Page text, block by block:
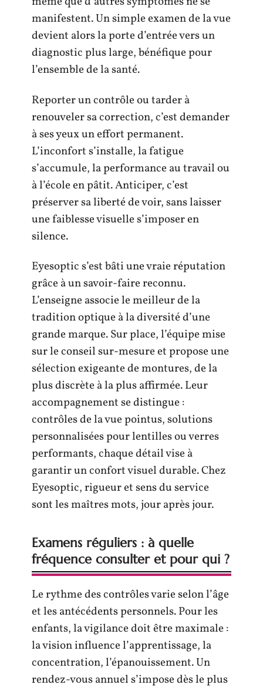
manifestent. Un simple examen de la vue
devient alors la porte d’entrée vers un
diagnostic plus large, bénéfique pour
l’ensemble de la santé.
Reporter un contrôle ou tarder à
renouveler sa correction, c’est demander
à ses yeux un effort permanent.
L’inconfort s’installe, la fatigue
s’accumule, la performance au travail ou
à l’école en pâtit. Anticiper, c’est
préserver sa liberté de voir, sans laisser
une faiblesse visuelle s’imposer en
silence.
Eyesoptic s’est bâti une vraie réputation
grâce à un savoir-faire reconnu.
L’enseigne associe le meilleur de la
tradition optique à la diversité d’une
grande marque. Sur place, l’équipe mise
sur le conseil sur-mesure et propose une
sélection exigeante de montures, de la
plus discrète à la plus affirmée. Leur
accompagnement se distingue :
contrôles de la vue pointus, solutions
personnalisées pour lentilles ou verres
performants, chaque détail vise à
garantir un confort visuel durable. Chez
Eyesoptic, rigueur et sens du service
sont les maîtres mots, jour après jour.
Examens réguliers : à quelle
fréquence consulter et pour qui ?
Le rythme des contrôles varie selon l’âge
et les antécédents personnels. Pour les
enfants, la vigilance doit être maximale :
la vision influence l’apprentissage, la
concentration, l’épanouissement. Un
rendez-vous annuel s’impose dès le plus